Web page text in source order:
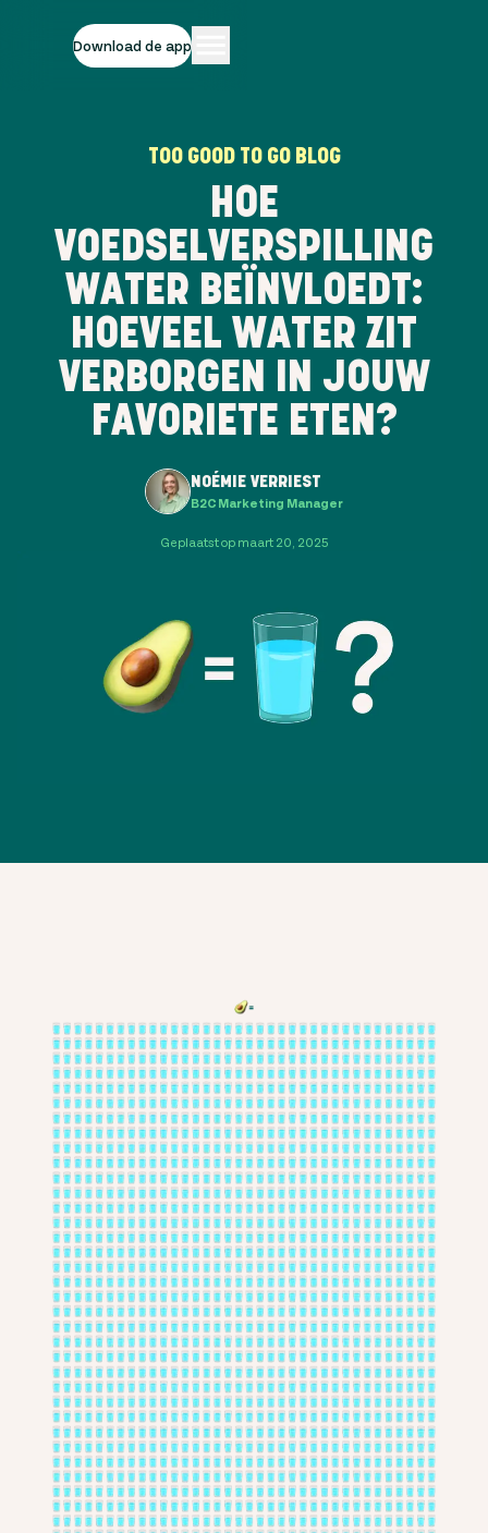
Download de app
TOO GOOD TO GO BLOG
HOE
VOEDSELVERSPILLING
WATER BEÏNVLOEDT:
HOEVEEL WATER ZIT
VERBORGEN IN JOUW
FAVORIETE ETEN?
NOÉMIE VERRIEST
B2C Marketing Manager
Geplaatst op maart 20, 2025